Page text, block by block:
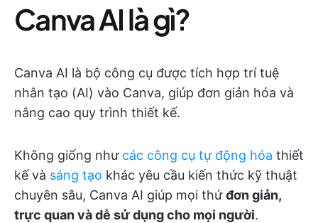
Canva AI là gì?
Canva AI là bộ công cụ được tích hợp trí tuệ
nhân tạo (AI) vào Canva, giúp đơn giản hóa và
nâng cao quy trình thiết kế.
Không giống như các công cụ tự động hóa thiết
kế và sáng tạo khác yêu cầu kiến thức kỹ thuật
chuyên sâu, Canva AI giúp mọi thứđơn giản,
trực quan và dễ sử dụng cho mọi người.